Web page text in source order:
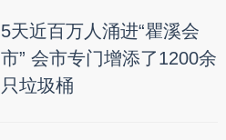
5天近百万人涌进“瞿溪会
市” 会市专门增添了1200余
只垃圾桶